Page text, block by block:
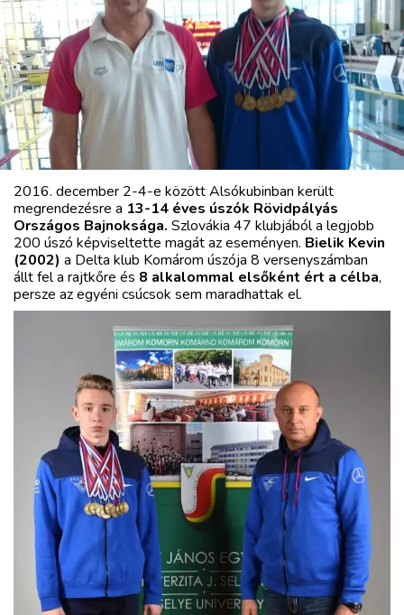
MIX
2016. december 2-4-e között Alsókubinban került
megrendezésre a 13-14 éves úszók Rövidpályás
Országos Bajnoksága. Szlovákia 47 klubjából a legjobb
200 úszó képviseltette magát az eseményen. Bielik Kevin
(2002) a Delta klub Komárom úszója 8 versenyszámban
állt fel a rajtkőre és 8 alkalommal elsőként ért a célba,
persze az egyéni csúcsok sem maradhattak el.